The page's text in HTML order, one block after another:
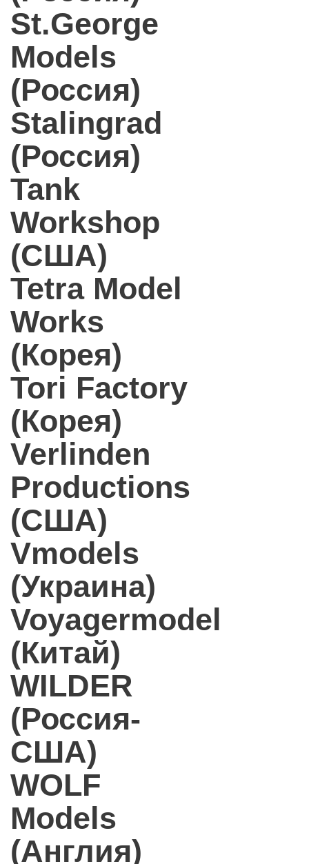
St.George
Models
(Россия)
Stalingrad
(Россия)
Tank
Workshop
(США)
Tetra Model
Works
(Корея)
Tori Factory
(Корея)
Verlinden
Productions
(США)
Vmodels
(Украина)
Voyagermodel
(Китай)
WILDER
(Россия-
США)
WOLF
Models
(Англия)